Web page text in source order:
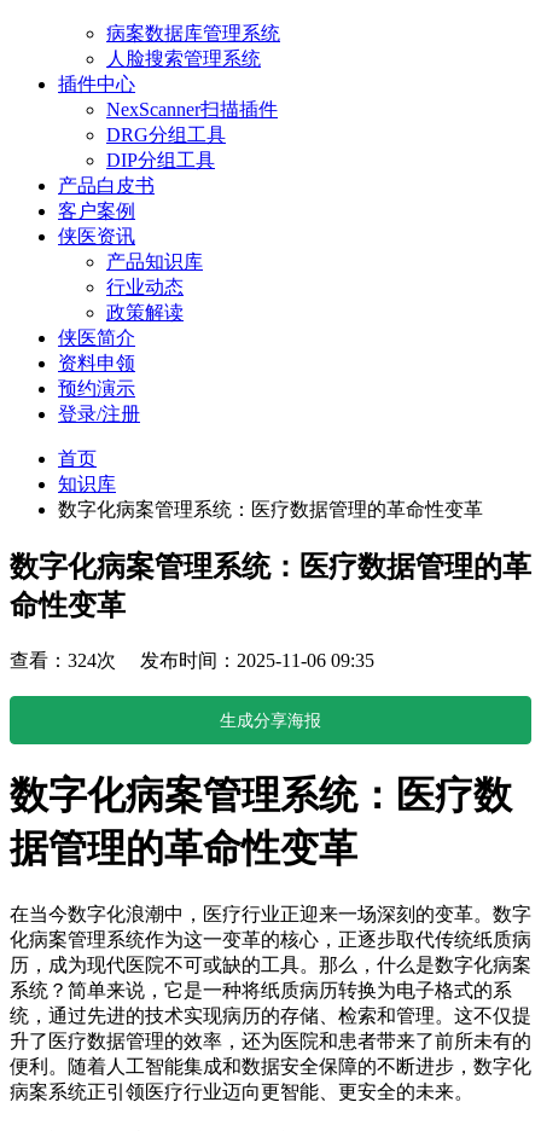
病案数据库管理系统
人脸搜索管理系统
插件中心
NexScanner扫描插件
DRG分组工具
DIP分组工具
产品白皮书
客户案例
侠医资讯
产品知识库
行业动态
政策解读
侠医简介
资料申领
预约演示
登录/注册
首页
知识库
数字化病案管理系统：医疗数据管理的革命性变革
数字化病案管理系统：医疗数据管理的革
命性变革
查看：324次 发布时间：2025-11-06 09:35
生成分享海报
数字化病案管理系统：医疗数
据管理的革命性变革
在当今数字化浪潮中，医疗行业正迎来一场深刻的变革。数字
化病案管理系统作为这一变革的核心，正逐步取代传统纸质病
历，成为现代医院不可或缺的工具。那么，什么是数字化病案
系统？简单来说，它是一种将纸质病历转换为电子格式的系
统，通过先进的技术实现病历的存储、检索和管理。这不仅提
升了医疗数据管理的效率，还为医院和患者带来了前所未有的
便利。随着人工智能集成和数据安全保障的不断进步，数字化
病案系统正引领医疗行业迈向更智能、更安全的未来。